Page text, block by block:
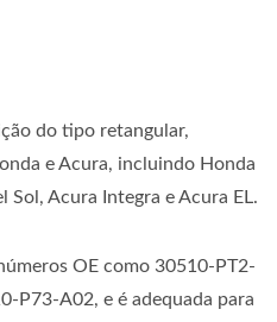
do tipo retangular,
e Acura, incluindo Honda
Sol, Acura Integra e Acura EL.
OE como 30510-PT2-
P73-A02, e é adequada para